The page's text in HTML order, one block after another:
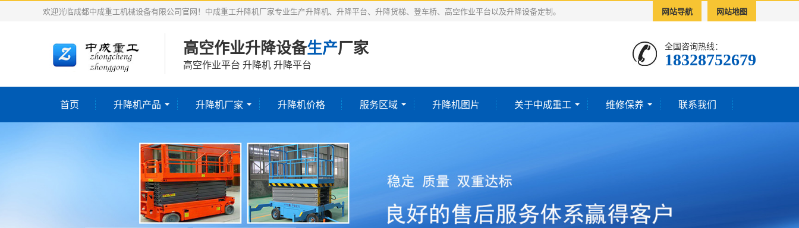
网站导航 网站地图
欢迎光临成都中成重工机械设备有限公司官网！中成重工升降机厂家专业生产升降机、升降平台、升降货梯、登车桥、高空作业平台以及升降设备定制。
高空作业升降设备生产厂家
高空作业平台 升降机 升降平台
全国咨询热线：
18328752679‬
首页 升降机产品 升降机厂家 升降机价格 服务区域 升降机图片 关于中成重工 维修保养 联系我们